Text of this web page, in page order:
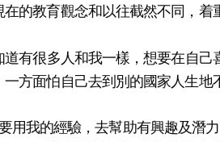
在的教育觀念和以往截然不同，
道有很多人和我一樣，想要在自
一方面怕自己去到別的國家人生
用我的經驗，去幫助有興趣及潛